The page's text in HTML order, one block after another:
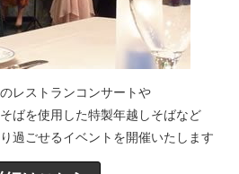
レストランコンサートや
ばを使用した特製年越しそばなど
過ごせるイベントを開催いたします